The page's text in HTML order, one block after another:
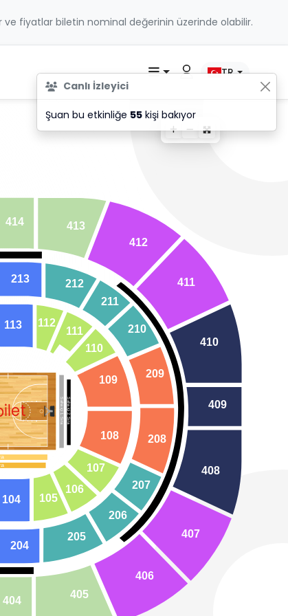
ve fiyatlar biletin nominal değerinin üzerinde olabilir.
TR
Saha içi 1.Sıra
104
113
204
213
105
106
107
110
111
112
205
206
207
210
211
212
108
109
208
209
404 405
413
414
406
407
411
412
408
409
410
Saha içi 2.Sıra
Canlı İzleyici
Şuan bu etkinliğe 55 kişi bakıyor